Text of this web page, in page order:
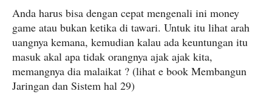
Anda harus bisa dengan cepat mengenali ini money
game atau bukan ketika di tawari. Untuk itu lihat arah
uangnya kemana, kemudian kalau ada keuntungan itu
masuk akal apa tidak orangnya ajak ajak kita,
memangnya dia malaikat ? (lihat e book Membangun
Jaringan dan Sistem hal 29)